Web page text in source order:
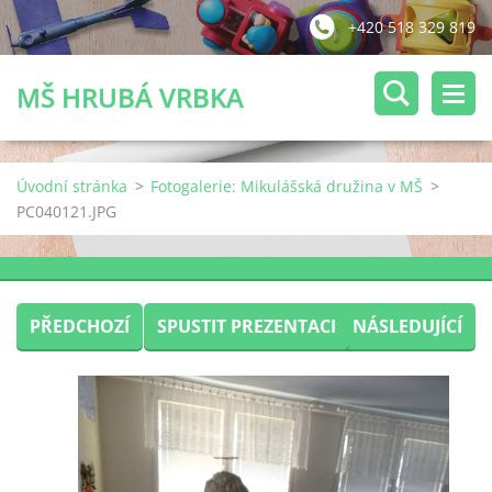
+420 518 329 819
MŠ HRUBÁ VRBKA
Úvodní stránka > Fotogalerie: Mikulášská družina v MŠ >
PC040121.JPG
PŘEDCHOZÍ SPUSTIT PREZENTACI NÁSLEDUJÍCÍ